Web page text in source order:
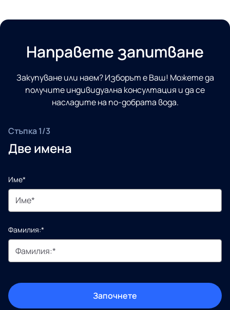
Направете запитване
Закупуване или наем? Изборът е Ваш! Можете да
получите индивидуална консултация и да се
насладите на по-добрата вода.
Стъпка 1/3
Две имена
Име*
Фамилия:*
Започнете